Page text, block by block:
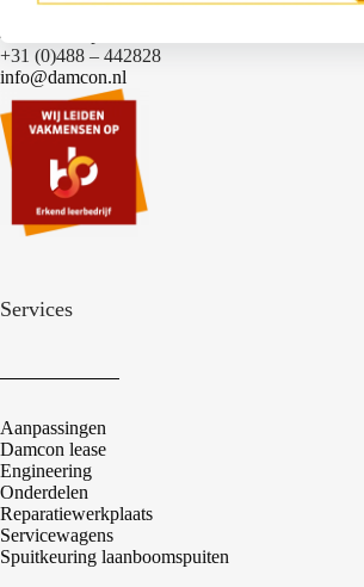
Bomenlaan 2
4043 KD Opheusden
+31 (0)488 – 442828
info@damcon.nl
Services
Aanpassingen
Damcon lease
Engineering
Onderdelen
Reparatiewerkplaats
Servicewagens
Spuitkeuring laanboomspuiten